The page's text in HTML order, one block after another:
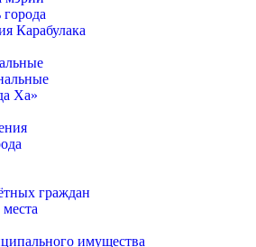
Карабулака
Ха»
граждан
имущества